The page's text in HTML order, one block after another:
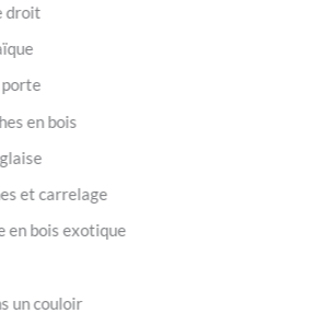
JLC Parquets)
réalisé avec les lames mêmes du
Raphaël 83 / © JLC Parquets)
« Foglie d’Oro » en chêne massif.
83300 / © JLC Parquets)
de sens des lames au seuil d’une
83510 / © JLC Parquets)
en bois. (Lorgues 83510 / © JLC
Parquets)
à l’anglaise. (Draguignan 83300 /
© JLC Parquets)
côtoie harmonieusement un
carreaux imitent le bois. (Fréjus
bois exotique saturé. (Saint-Raphaël
/ © JLC Parquets)
Versailles. (Cagnes-sur-Mer 06800 /
© JLC Parquets)
couloir; pose à bâtons rompus. (Nice